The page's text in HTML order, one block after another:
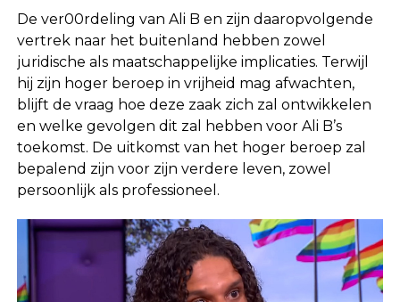
De ver00rdeling van Ali B en zijn daaropvolgende
vertrek naar het buitenland hebben zowel
juridische als maatschappelijke implicaties. Terwijl
hij zijn hoger beroep in vrijheid mag afwachten,
blijft de vraag hoe deze zaak zich zal ontwikkelen
en welke gevolgen dit zal hebben voor Ali B’s
toekomst. De uitkomst van het hoger beroep zal
bepalend zijn voor zijn verdere leven, zowel
persoonlijk als professioneel.